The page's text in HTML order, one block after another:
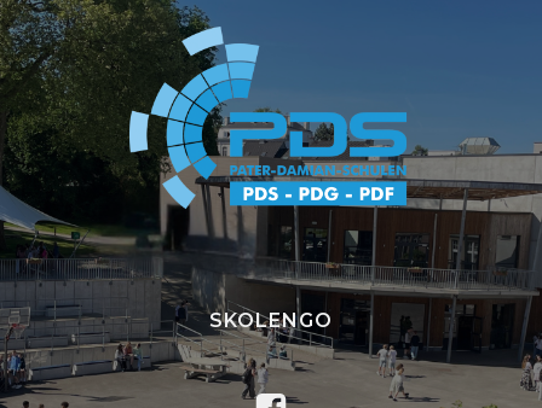
SKOLENGO